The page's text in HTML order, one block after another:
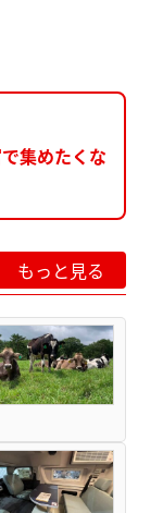
集めたくな
もっと見る